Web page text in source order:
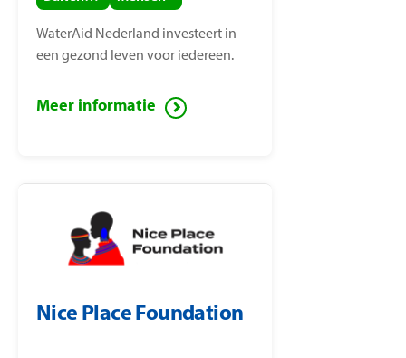
WaterAid Nederland investeert in
een gezond leven voor iedereen.
Meer informatie
Nice Place Foundation